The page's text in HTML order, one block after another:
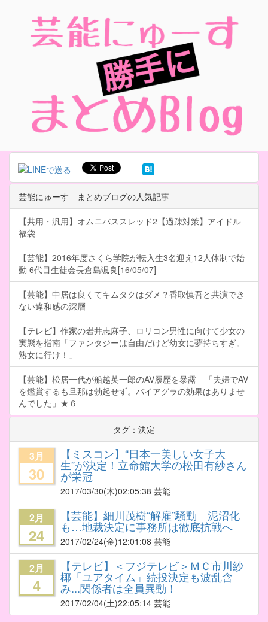
芸能にゅーす まとめブログの人気記事
【共用・汎用】オムニバススレッド2【過疎対策】アイドル
福袋
【芸能】2016年度さくら学院が転入生3名迎え12人体制で始
動 6代目生徒会長倉島颯良[16/05/07]
【芸能】中居は良くてキムタクはダメ？香取慎吾と共演でき
ない違和感の深層
【テレビ】作家の岩井志麻子、ロリコン男性に向けて少女の
実態を指南「ファンタジーは自由だけど幼女に夢持ちすぎ。
熟女に行け！」
【芸能】松居一代が船越英一郎のAV履歴を暴露 「夫婦でAV
を鑑賞するも旦那は勃起せず。バイアグラの効果はありませ
んでした」★６
タグ：決定
3月
30
【ミスコン】“日本一美しい女子大
生”が決定！立命館大学の松田有紗さん
が栄冠
2017/03/30(木)02:05:38 芸能
2月
24
【芸能】細川茂樹“解雇”騒動 泥沼化
も…地裁決定に事務所は徹底抗戦へ
2017/02/24(金)12:01:08 芸能
2月
4
【テレビ】＜フジテレビ＞ＭＣ市川紗
椰「ユアタイム」続投決定も波乱含
み...関係者は全員異動！
2017/02/04(土)22:05:14 芸能